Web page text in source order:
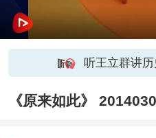
听王立群讲
《原来如此》